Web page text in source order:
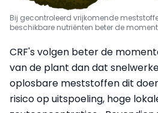
Bij gecontroleerd vrijkomende
beschikbare nutriënten beter de
CRF's volgen beter de
van de plant dan dat
oplosbare meststoffen dit
risico op uitspoeling, hoge